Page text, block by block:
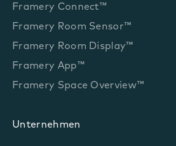
Framery Connect™
Framery Room Sensor™
Framery Room Display™
Framery App™
Framery Space Overview™
Unternehmen